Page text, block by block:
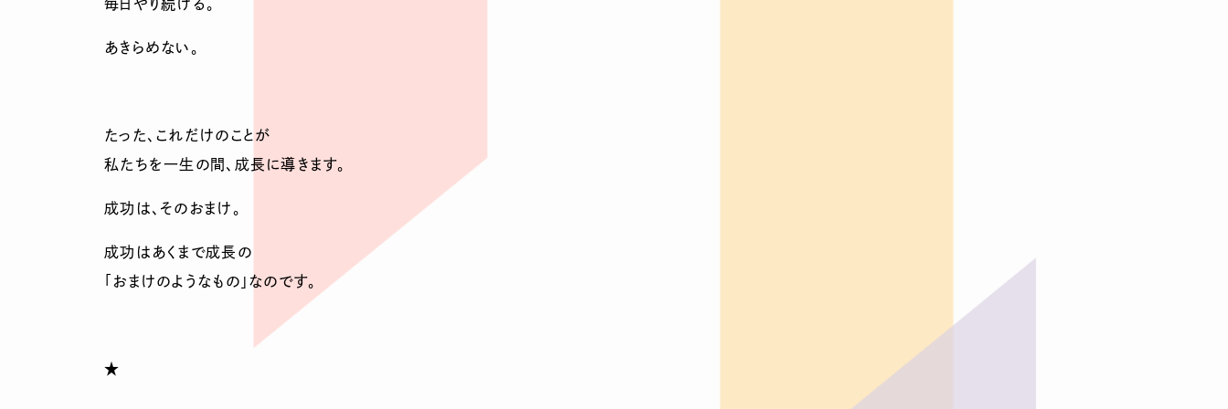
毎日やり続ける。
あきらめない。
たった、これだけのことが
私たちを一生の間、成長に導きます。
成功は、そのおまけ。
成功はあくまで成長の
「おまけのようなもの」なのです。
★